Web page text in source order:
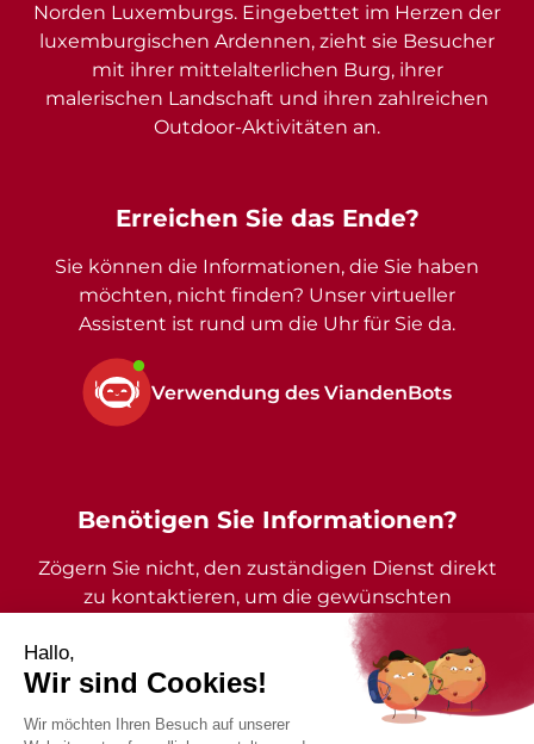
Erreichen Sie das Ende?
Sie können die Informationen, die Sie haben
möchten, nicht finden? Unser virtueller
Assistent ist rund um die Uhr für Sie da.
Verwendung des ViandenBots
Norden Luxemburgs. Eingebettet im Herzen der
luxemburgischen Ardennen, zieht sie Besucher
mit ihrer mittelalterlichen Burg, ihrer
malerischen Landschaft und ihren zahlreichen
Outdoor-Aktivitäten an.
Benötigen Sie Informationen?
Zögern Sie nicht, den zuständigen Dienst direkt
zu kontaktieren, um die gewünschten
Auskünfte zu erhalten.
2026 - Gemeinde Vianden - Alle Rechte vorbehalten
Impressum